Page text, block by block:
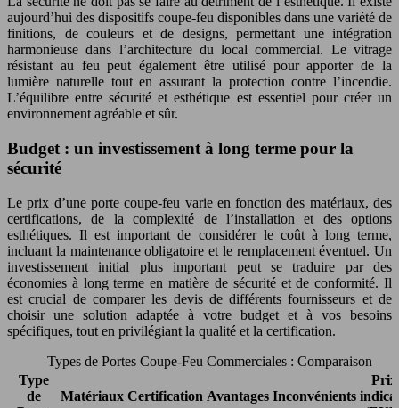
aujourd’hui des dispositifs coupe-feu disponibles dans une variété de
finitions, de couleurs et de designs, permettant une intégration
harmonieuse dans l’architecture du local commercial. Le vitrage
résistant au feu peut également être utilisé pour apporter de la
lumière naturelle tout en assurant la protection contre l’incendie.
L’équilibre entre sécurité et esthétique est essentiel pour créer un
environnement agréable et sûr.
Budget : un investissement à long terme pour la
sécurité
Le prix d’une porte coupe-feu varie en fonction des matériaux, des
certifications, de la complexité de l’installation et des options
esthétiques. Il est important de considérer le coût à long terme,
incluant la maintenance obligatoire et le remplacement éventuel. Un
investissement initial plus important peut se traduire par des
économies à long terme en matière de sécurité et de conformité. Il
est crucial de comparer les devis de différents fournisseurs et de
choisir une solution adaptée à votre budget et à vos besoins
spécifiques, tout en privilégiant la qualité et la certification.
Types de Portes Coupe-Feu Commerciales : Comparaison
Type
de
Matériaux Certification Avantages Inconvénients
Prix